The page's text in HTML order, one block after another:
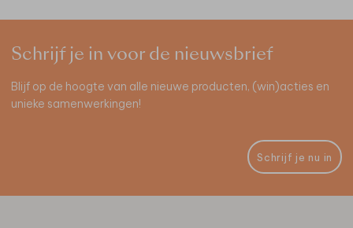
Schrijf je in voor de nieuwsbrief
Blijf op de hoogte van alle nieuwe producten, (win)acties en
unieke samenwerkingen!
Schrijf je nu in